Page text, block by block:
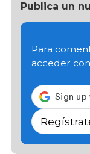
Publica un
Para
acceder